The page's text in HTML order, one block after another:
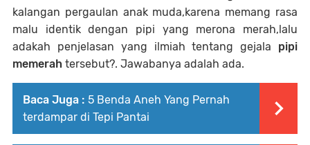
kalangan pergaulan anak muda,karena memang rasa
malu identik dengan pipi yang merona merah,lalu
adakah penjelasan yang ilmiah tentang gejala pipi
memerah tersebut?. Jawabanya adalah ada.
Baca Juga : 5 Benda Aneh Yang Pernah
terdampar di Tepi Pantai